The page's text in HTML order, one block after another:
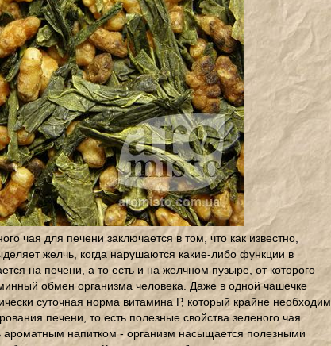
чая для печени заключается в том, что как известно,
желчь, когда нарушаются какие-либо функции в
на печени, а то есть и на желчном пузыре, от которого
обмен организма человека. Даже в одной чашечке
суточная норма витамина Р, который крайне необходим
печени, то есть полезные свойства зеленого чая
ароматным напитком - организм насыщается полезными